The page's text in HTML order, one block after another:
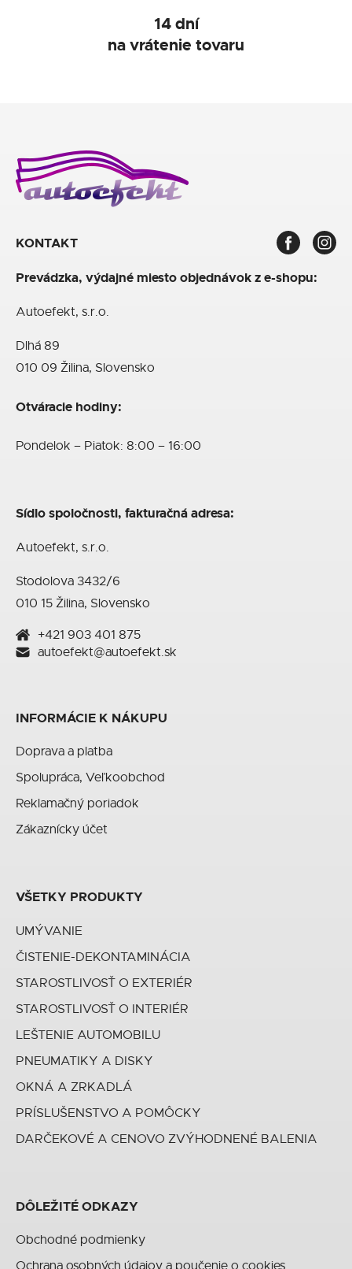
14 dní
na vrátenie tovaru
KONTAKT
Prevádzka, výdajné miesto objednávok z e-shopu:
Autoefekt, s.r.o.
Dlhá 89
010 09 Žilina, Slovensko
Otváracie hodiny:
Pondelok – Piatok: 8:00 – 16:00
Sídlo spoločnosti, fakturačná adresa:
Autoefekt, s.r.o.
Stodolova 3432/6
010 15 Žilina, Slovensko
+421 903 401 875
autoefekt@autoefekt.sk
INFORMÁCIE K NÁKUPU
Doprava a platba
Spolupráca, Veľkoobchod
Reklamačný poriadok
Zákaznícky účet
VŠETKY PRODUKTY
UMÝVANIE
ČISTENIE-DEKONTAMINÁCIA
STAROSTLIVOSŤ O EXTERIÉR
STAROSTLIVOSŤ O INTERIÉR
LEŠTENIE AUTOMOBILU
PNEUMATIKY A DISKY
OKNÁ A ZRKADLÁ
PRÍSLUŠENSTVO A POMÔCKY
DARČEKOVÉ A CENOVO ZVÝHODNENÉ BALENIA
DÔLEŽITÉ ODKAZY
Obchodné podmienky